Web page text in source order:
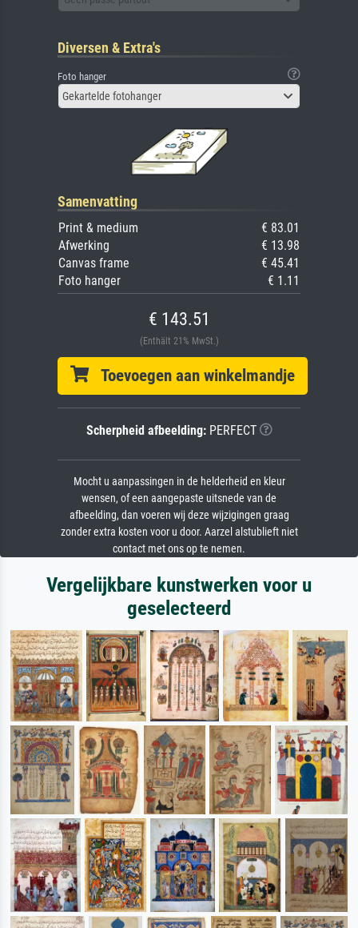
Diversen & Extra's
Foto hanger
Gekartelde fotohanger
Samenvatting
Print & medium
€ 83.01
Afwerking
€ 13.98
Canvas frame
€ 45.41
Foto hanger
€ 1.11
€ 143.51
(Enthält 21% MwSt.)
Toevoegen aan winkelmandje
Scherpheid afbeelding:PERFECT
Mocht u aanpassingen in de helderheid en kleur
wensen, of een aangepaste uitsnede van de
afbeelding, dan voeren wij deze wijzigingen graag
zonder extra kosten voor u door. Aarzel alstublieft niet
contact met ons op te nemen.
Vergelijkbare kunstwerken voor u
geselecteerd